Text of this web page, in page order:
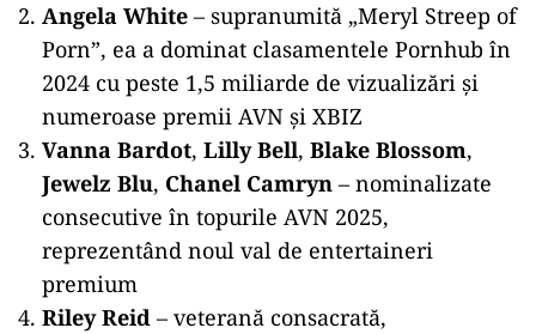
Angela White – supranumită „Meryl Streep of
Porn”, ea a dominat clasamentele Pornhub în
2024 cu peste 1,5 miliarde de vizualizări și
numeroase premii AVN și XBIZ
Vanna Bardot, Lilly Bell, Blake Blossom,
Jewelz Blu, Chanel Camryn – nominalizate
consecutive în topurile AVN 2025,
reprezentând noul val de entertaineri
premium
Riley Reid – veterană consacrată,